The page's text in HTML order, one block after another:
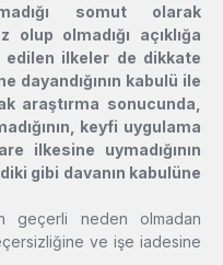
somut olarak
olup olmadığı açıklığa
edilen ilkeler de dikkate
dayandığının kabulü ile
araştırma sonucunda,
keyfi uygulama
ilkesine uymadığının
gibi davanın kabulüne
geçerli neden olmadan
ve işe iadesine